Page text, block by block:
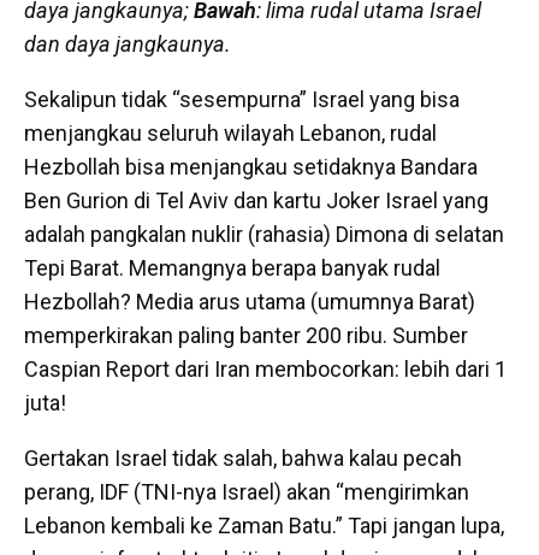
daya jangkaunya;Bawah: lima rudal utama Israel
dan daya jangkaunya.
Sekalipun tidak “sesempurna” Israel yang bisa
menjangkau seluruh wilayah Lebanon, rudal
Hezbollah bisa menjangkau setidaknya Bandara
Ben Gurion di Tel Aviv dan kartu Joker Israel yang
adalah pangkalan nuklir (rahasia) Dimona di selatan
Tepi Barat. Memangnya berapa banyak rudal
Hezbollah? Media arus utama (umumnya Barat)
memperkirakan paling banter 200 ribu. Sumber
Caspian Report dari Iran membocorkan: lebih dari 1
juta!
Gertakan Israel tidak salah, bahwa kalau pecah
perang, IDF (TNI-nya Israel) akan “mengirimkan
Lebanon kembali ke Zaman Batu.” Tapi jangan lupa,